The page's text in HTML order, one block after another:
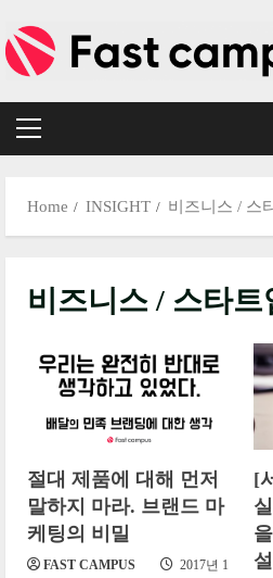
to
content
Primary
Home INSIGHT 비즈니스 / 스
비즈니스 / 스타트
절대 제품에 대해 먼저
말하지 마라. 브랜드 마
케팅의 비밀
FAST CAMPUS
2017년 1
[